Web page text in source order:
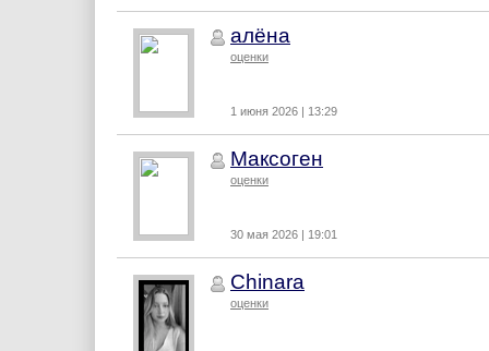
алёна
оценки
1 июня 2026 | 13:29
Максоген
оценки
30 мая 2026 | 19:01
Chinara
оценки